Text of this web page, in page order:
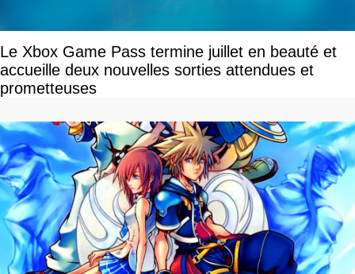
Le Xbox Game Pass termine juillet en beauté et
accueille deux nouvelles sorties attendues et
prometteuses